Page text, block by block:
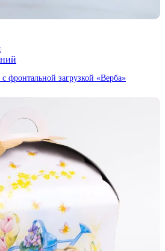
фронтальной загрузкой «Верба»